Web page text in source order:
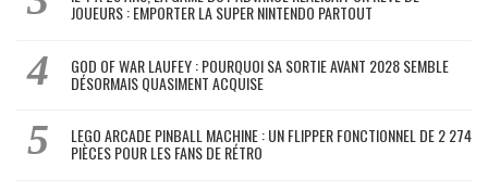
JOUEURS : EMPORTER LA SUPER NINTENDO PARTOUT
GOD OF WAR LAUFEY : POURQUOI SA SORTIE AVANT 2028 SEMBLE
DÉSORMAIS QUASIMENT ACQUISE
LEGO ARCADE PINBALL MACHINE : UN FLIPPER FONCTIONNEL DE 2 274
PIÈCES POUR LES FANS DE RÉTRO